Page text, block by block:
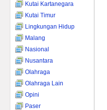
Kutai Kartanegara
Kutai Timur
Lingkungan Hidup
Malang
Nasional
Nusantara
Olahraga
Olahraga Lain
Opini
Paser